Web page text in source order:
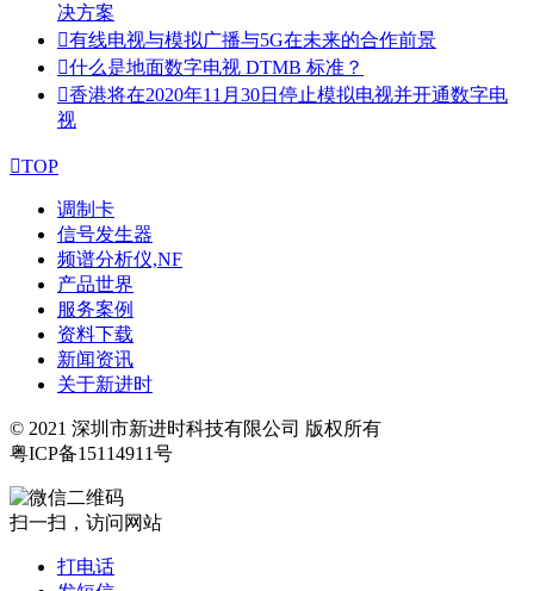
决方案
有线电视与模拟广播与5G在未来的合作前景
什么是地面数字电视 DTMB 标准？
香港将在2020年11月30日停止模拟电视并开通数字电
视
TOP
调制卡
信号发生器
频谱分析仪,NF
产品世界
服务案例
资料下载
新闻资讯
关于新进时
© 2021 深圳市新进时科技有限公司 版权所有
粤ICP备15114911号
扫一扫，访问网站
打电话